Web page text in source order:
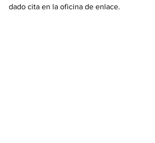
dado cita en la oficina de enlace.